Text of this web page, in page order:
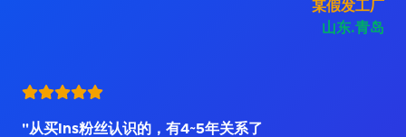
某假发工厂
山东.青岛
"从买Ins粉丝认识的，有4~5年关系了